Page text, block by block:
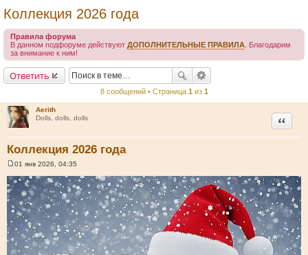
Коллекция 2026 года
Правила форума
В данном подфоруме действуют ДОПОЛНИТЕЛЬНЫЕ ПРАВИЛА . Благодарим
за внимание к ним!
Ответить
8 сообщений • Страница 1 из 1
Aerith
Dolls, dolls, dolls
Коллекция 2026 года
Цитата
о
о
щ
е
н
и
01 янв 2026, 04:35